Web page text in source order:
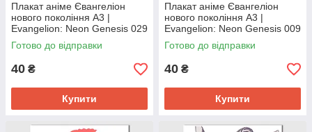
Плакат аніме Євангеліон
нового покоління А3 |
Evangelion: Neon Genesis 029
Готово до відправки
40 ₴
Купити
Плакат аніме Євангеліон
нового покоління А3 |
Evangelion: Neon Genesis 009
Готово до відправки
40 ₴
Купити